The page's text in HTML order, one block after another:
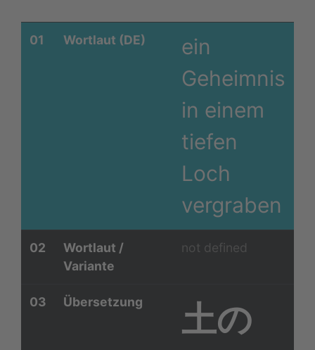
01 Wortlaut (DE)
ein
Geheimnis
in einem
tiefen
Loch
vergraben
02
Wortlaut /
Variante
not defined
03 Übersetzung
土の